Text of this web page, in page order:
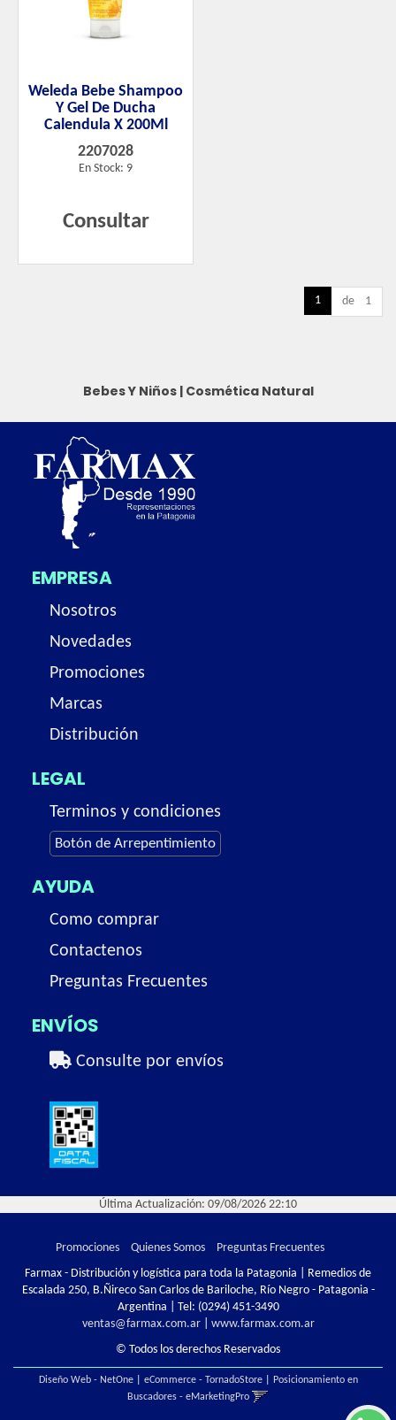
Weleda Bebe Shampoo
Y Gel De Ducha
Calendula X 200Ml
2207028
En Stock: 9
Consultar
1 de 1
Bebes Y Niños| Cosmética Natural
EMPRESA
Nosotros
Novedades
Promociones
Marcas
Distribución
LEGAL
Terminos y condiciones
Botón de Arrepentimiento
AYUDA
Como comprar
Contactenos
Preguntas Frecuentes
ENVÍOS
Consulte por envíos
Última Actualización: 09/08/2026 22:10
Promociones Quienes Somos
Preguntas Frecuentes
Farmax - Distribución y logística para toda la Patagonia | Remedios de
Escalada 250, B.Ñireco San Carlos de Bariloche, Río Negro - Patagonia -
Argentina | Tel: (0294) 451-3490
ventas@farmax.com.ar| www.farmax.com.ar
© Todos los derechos Reservados
Diseño Web - NetOne| eCommerce - TornadoStore|
Posicionamiento en
Buscadores - eMarketingPro